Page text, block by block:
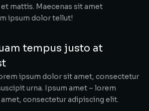
mattis. Maecenas sit amet
ipsum dolor tellut!
tempus justo at
ipsum dolor sit amet, consectetur
urna. Ipsum amet – lorem
consectetur adipiscing elit.